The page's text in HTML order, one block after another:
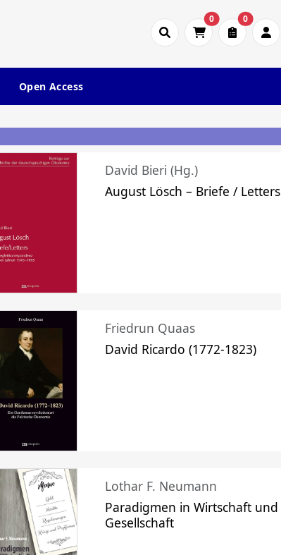
0 0
Open Access
David Bieri (Hg.)
August Lösch – Briefe / Letters
Friedrun Quaas
David Ricardo (1772-1823)
Lothar F. Neumann
Paradigmen in Wirtschaft und
Gesellschaft